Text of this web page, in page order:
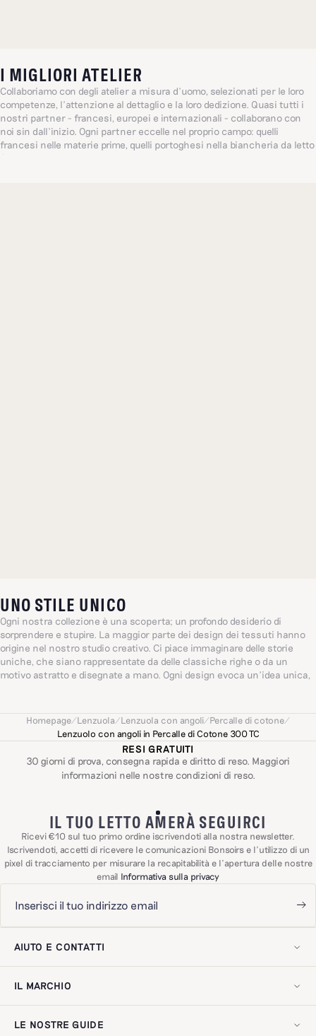
I MIGLIORI ATELIER
Collaboriamo con degli atelier a misura d’uomo, selezionati per le loro
competenze, l’attenzione al dettaglio e la loro dedizione. Quasi tutti i
nostri partner - francesi, europei e internazionali - collaborano con
noi sin dall’inizio. Ogni partner eccelle nel proprio campo: quelli
francesi nelle materie prime, quelli portoghesi nella biancheria da letto
(un’azienda centenaria a conduzione familiare, punto di riferimento
UNO STILE UNICO
Ogni nostra collezione è una scoperta; un profondo desiderio di
sorprendere e stupire. La maggior parte dei design dei tessuti hanno
origine nel nostro studio creativo. Ci piace immaginare delle storie
uniche, che siano rappresentate da delle classiche righe o da un
motivo astratto e disegnate a mano. Ogni design evoca un’idea unica,
Homepage/Lenzuola/Lenzuola con angoli/Percalle di cotone/
Lenzuolo con angoli in Percalle di Cotone 300 TC
RESI GRATUITI
30 giorni di prova, consegna rapida e diritto di reso. Maggiori
informazioni nelle nostre condizioni di reso.
IL TUO LETTO AMERÀ SEGUIRCI
Ricevi €10 sul tuo primo ordine iscrivendoti alla nostra newsletter.
Iscrivendoti, accetti di ricevere le comunicazioni Bonsoirs e l'utilizzo di un
pixel di tracciamento per misurare la recapitabilità e l'apertura delle nostre
email Informativa sulla privacy
AIUTO E CONTATTI
Contattaci!
Spedizioni e resi
Domande frequenti
Recensioni dei clienti
IL MARCHIO
Il nostro savoir-faire
Il nostro impegno
LE NOSTRE GUIDE